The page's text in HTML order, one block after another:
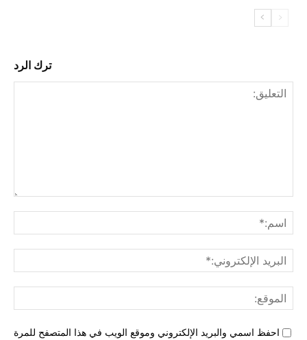
ترك الرد
احفظ اسمي والبريد الإلكتروني وموقع الويب في هذا المتصفح للمرة